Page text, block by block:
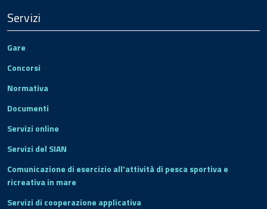
Servizi
Gare
Concorsi
Normativa
Documenti
Servizi online
Servizi del SIAN
Comunicazione di esercizio all'attività di pesca sportiva e
ricreativa in mare
Servizi di cooperazione applicativa